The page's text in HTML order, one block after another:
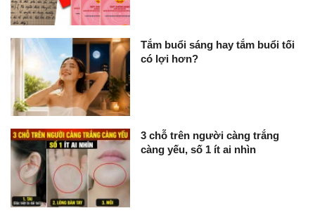
Tắm buổi sáng hay tắm buổi tối
có lợi hơn?
3 chỗ trên người càng trắng
càng yếu, số 1 ít ai nhìn